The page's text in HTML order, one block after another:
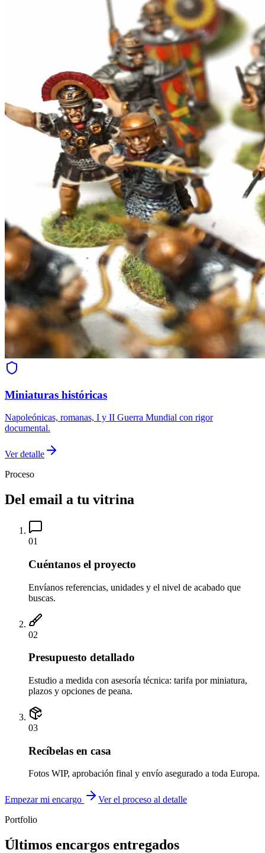
Miniaturas históricas
Napoleónicas, romanas, I y II Guerra Mundial con rigor
documental.
Ver detalle
Proceso
Del email a tu vitrina
01
Cuéntanos el proyecto
Envíanos referencias, unidades y el nivel de acabado que
buscas.
02
Presupuesto detallado
Estudio a medida con asesoría técnica: tarifa por miniatura,
plazos y opciones de peana.
03
Recíbelas en casa
Fotos WIP, aprobación final y envío asegurado a toda Europa.
Empezar mi encargo
Ver el proceso al detalle
Portfolio
Últimos encargos entregados